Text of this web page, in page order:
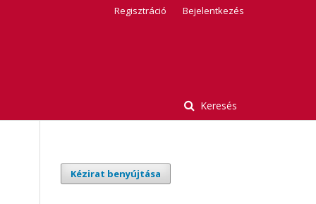
Keresés
Regisztráció Bejelentkezés
Kézirat benyújtása